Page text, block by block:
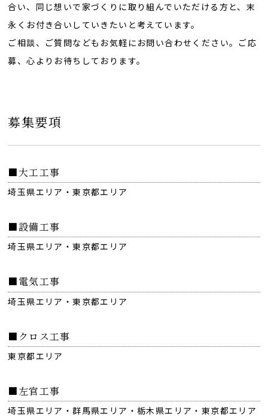
合い、同じ想いで家づくりに取り組んでいただける方と、末
永くお付き合いしていきたいと考えています。
ご相談、ご質問などもお気軽にお問い合わせください。ご応
募、心よりお待ちしております。
募集要項
■大工工事
埼玉県エリア・東京都エリア
■設備工事
埼玉県エリア・東京都エリア
■電気工事
埼玉県エリア・東京都エリア
■クロス工事
東京都エリア
■左官工事
埼玉県エリア・群馬県エリア・栃木県エリア・東京都エリア